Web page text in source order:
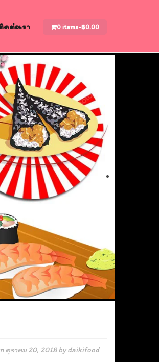
ดต่อเรา 0 items-฿0.00
ตุลาคม 20, 2018bydaikifood